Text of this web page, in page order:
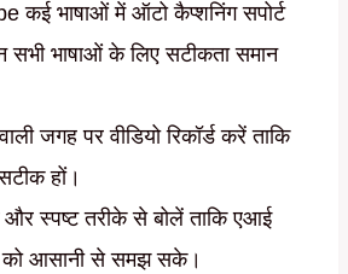
कई भाषाओं में ऑटो कैप्शनिंग सपोर्ट
सभी भाषाओं के लिए सटीकता समान
जगह पर वीडियो रिकॉर्ड करें ताकि
हों।
स्पष्ट तरीके से बोलें ताकि एआई
आसानी से समझ सके।